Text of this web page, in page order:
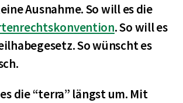
Ausnahme. So will es die
. So will es
So wünscht es
die “terra” längst um. Mit